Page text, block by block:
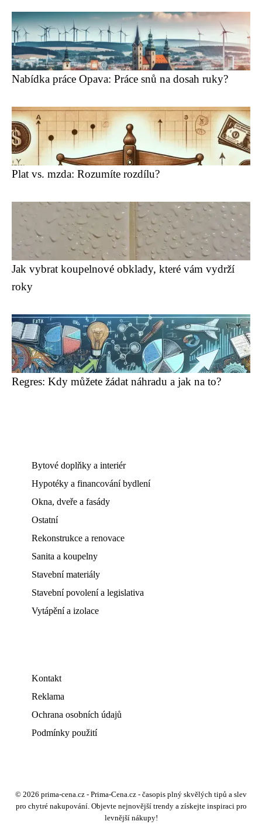
Nabídka práce Opava: Práce snů na dosah ruky?
Plat vs. mzda: Rozumíte rozdílu?
Jak vybrat koupelnové obklady, které vám vydrží
roky
Regres: Kdy můžete žádat náhradu a jak na to?
Bytové doplňky a interiér
Hypotéky a financování bydlení
Okna, dveře a fasády
Ostatní
Rekonstrukce a renovace
Sanita a koupelny
Stavební materiály
Stavební povolení a legislativa
Vytápění a izolace
Kontakt
Reklama
Ochrana osobních údajů
Podmínky použití
© 2026 prima-cena.cz - Prima-Cena.cz - časopis plný skvělých tipů a slev
pro chytré nakupování. Objevte nejnovější trendy a získejte inspiraci pro
levnější nákupy!